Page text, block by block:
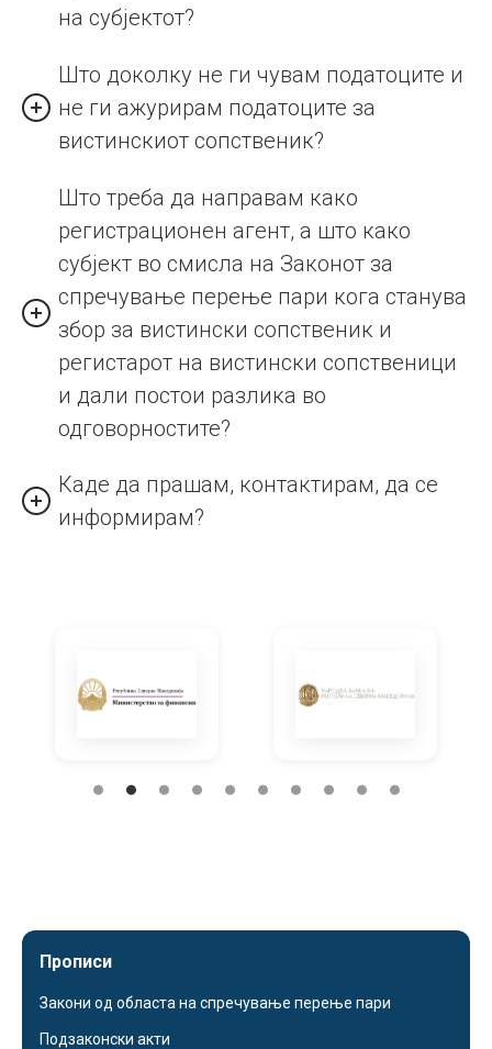
на субјектот?
Што доколку не ги чувам податоците и
не ги ажурирам податоците за
вистинскиот сопственик?
Што треба да направам како
регистрационен агент, а што како
субјект во смисла на Законот за
спречување перење пари кога станува
збор за вистински сопственик и
регистарот на вистински сопственици
и дали постои разлика во
одговорностите?
Каде да прашам, контактирам, да се
информирам?
Прописи
Закони од областа на спречување перење пари
Подзаконски акти